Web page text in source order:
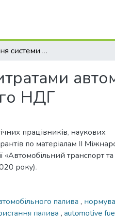
Удосконалення системи управління витратами автомобільного палива на прикладі Великоснітинського НДГ
НДГ
працівників, наукових
по матеріалам ІІ
транспорт та
року).
палива ,
палива , automotive